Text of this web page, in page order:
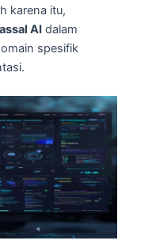
karena itu,
AI dalam
spesifik